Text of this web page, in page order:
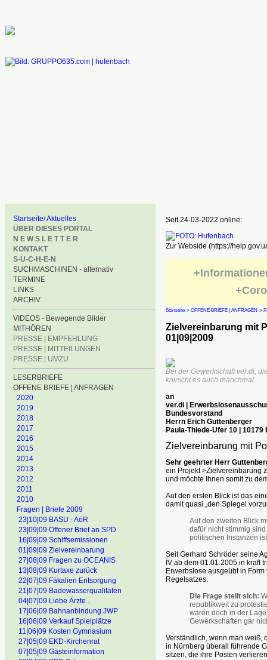
Startseite/ Aktuelles
ÜBER DIESES PORTAL
N E W S L E T T E R
KONTAKT
S-U-C-H-E-N
SUCHMASCHINEN - alternativ
TERMINE
LINKS
ARCHIV
VIDEOS - Bewegende Bilder
MITHÖREN
PRESSE | EMPFEHLUNG
PRESSE | MITTEILUNGEN
PRESSE | UMZU
LESERBRIEFE
OFFENE BRIEFE | ANFRAGEN
2020
2019
2018
2017
2016
2015
2014
2013
2012
2011
2010
Fragen | Briefe 2009
23|10|09 BASU - AöR
23|09|09 Offener Brief an SPD
16|09|09 Schiffsemissionen
01|09|09 Zielvereinbarung
27|08|09 Fragen zu OCEANIS
13|08|09 Kurtaxe zurück
22|07|09 Fäkalien Entsorgung
21|07|09 Badewasserqualitäten
04|07|09 Liebe Ärzte...
17|06|09 Bahnanbindung JWP
16|06|09 Verkauf Spielplätze
11|06|09 Kosten Gymnasium
27|05|09 EKD-Kirchenrat
07|05|09 Gästeinformation
Seit 24-03-2022 online:
Zur Webside (https://
Startseite-> OFFENE BRIEFE | ANFRAGEN->
Zielvereinbarung mit
01|09|2009
Bei der Gewerkschaft ver.di,
knirscht es auch manchmal.
an
ver.di |
Bundesvorstand
Herrn Erich Guttenberger
Paula-Thiede-Ufer 10 | 10179
Zielvereinbarung mit
Sehr geehrter Herr
ein Projekt >Zielvereinbarung
und möchte Ihnen somit zu
Auf den ersten Blick ist das
damit quasi „den Spiegel
Auf den zweiten Blick
dafür nicht stimmig
politischen Instanzen
Seit Gerhard Schröder seine
IV ab dem 01.01.2005 in kraft
Erwerbslose ausgeübt in
Regelsatzes.
Die Frage stellt sich:
republikweit zu
wären doch in der
Gewerkschaften gar
Verständlich, wenn man weiß,
in Nürnberg überall führende
sitzen, die ihre Posten